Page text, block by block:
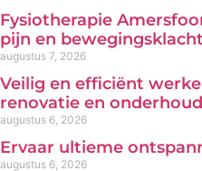
Fysiotherapie
pijn en
augustus 7, 2026
Veilig en efficiënt
renovatie en onderhoud
augustus 6, 2026
Ervaar ultieme
augustus 6, 2026